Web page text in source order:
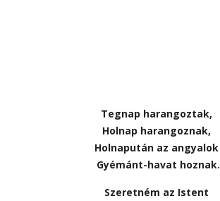
Tegnap harangoztak,
Holnap harangoznak,
Holnapután az angyalok
Gyémánt-havat hoznak.
Szeretném az Istent